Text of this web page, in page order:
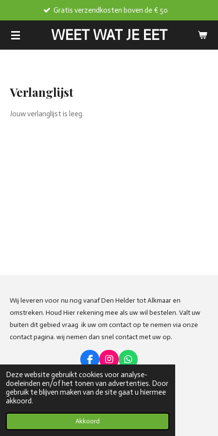
Deze website gebruikt cookies voor analyse-
doeleinden en/of het tonen van advertenties. Door
gebruik te blijven maken van de site gaat u hiermee
akkoord.
Akkoord
naar
de
WEET WAT JE EET
Gratis verzendkosten boven de € 50
Verlanglijst
Jouw verlanglijst is leeg.
Wij leveren voor nu nog vanaf Den Helder tot Alkmaar en
omstreken. Houd Hier rekening mee als uw wil bestelen. Valt uw
buiten dit gebied vraag ik uw om contact op te nemen via onze
contact pagina. wij nemen dan snel contact met uw op.
F
a
c
e
o
k
I
n
s
t
r
m
W
h
a
t
p
Deel Share Delen
© 2023 - 2026 Weetwatjeeet